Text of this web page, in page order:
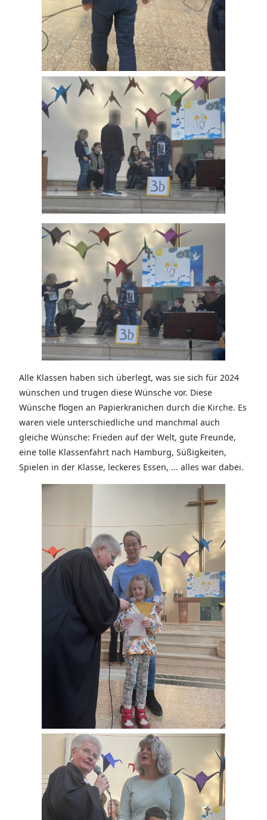
Alle Klassen haben sich überlegt, was sie sich für 2024
wünschen und trugen diese Wünsche vor. Diese
Wünsche flogen an Papierkranichen durch die Kirche. Es
waren viele unterschiedliche und manchmal auch
gleiche Wünsche: Frieden auf der Welt, gute Freunde,
eine tolle Klassenfahrt nach Hamburg, Süßigkeiten,
Spielen in der Klasse, leckeres Essen, ... alles war dabei.